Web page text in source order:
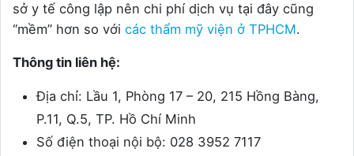
sở y tế công lập nên chi phí dịch vụ tại đây cũng
“mềm” hơn so với các thẩm mỹ viện ở TPHCM.
Thông tin liên hệ:
Địa chỉ: Lầu 1, Phòng 17 – 20, 215 Hồng Bàng,
P.11, Q.5, TP. Hồ Chí Minh
Số điện thoại nội bộ: 028 3952 7117